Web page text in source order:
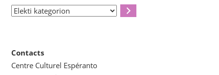
Elekti
Contacts
Centre Culturel Espéranto